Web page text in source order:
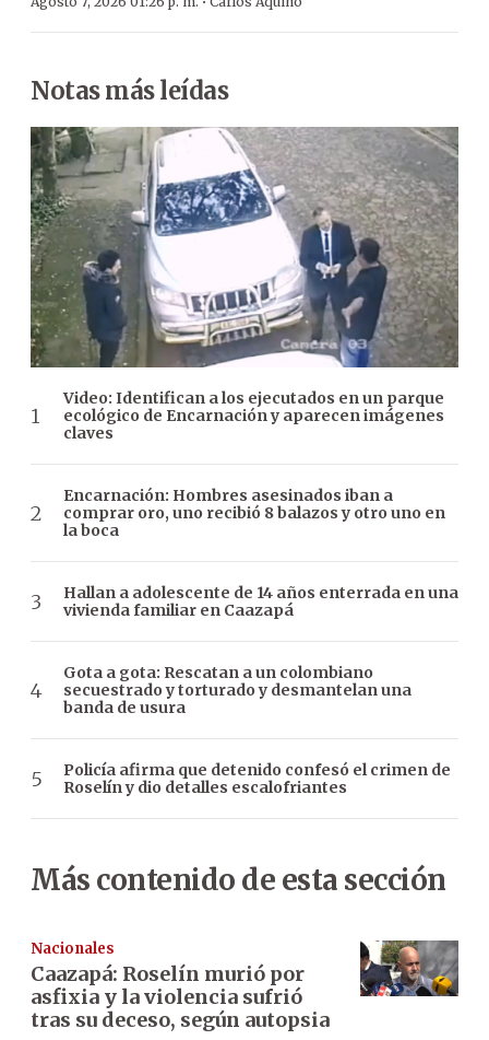
Notas más leídas
Video: Identifican a los ejecutados en un parque
ecológico de Encarnación y aparecen imágenes
claves
Encarnación: Hombres asesinados iban a
comprar oro, uno recibió 8 balazos y otro uno en
la boca
Hallan a adolescente de 14 años enterrada en una
vivienda familiar en Caazapá
Gota a gota: Rescatan a un colombiano
secuestrado y torturado y desmantelan una
banda de usura
Policía afirma que detenido confesó el crimen de
Roselín y dio detalles escalofriantes
Más contenido de esta sección
Nacionales
Caazapá: Roselín murió por
asfixia y la violencia sufrió
tras su deceso, según autopsia